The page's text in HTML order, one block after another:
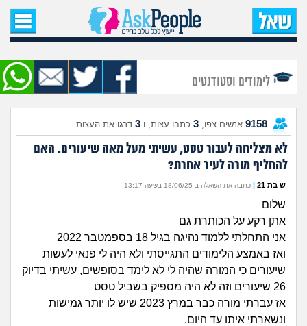
עמוד הבית
שאל שאלה
שאלות חדשות
שאלות שעוררו עניין
מתחם הטיפים
מדורים
זוגיות
חיפוש שאלות
לימודים וסטודנטים
9158 אנשים צפו, 3 כתבו עצות, ו-3 דרגו את העצות.
לא מצליחה לעבור טסט, עשיתי מעל מאה שיעורים. האם
להחליף מורה לעיר אחרת?
ש בת 21 | כתבה את השאלה ב-18/06/25 בשעה 13:17
שלום
אתן רקע על הכותרת גם
אני התחלתי ללמוד נהיגה בגיל 18 בספמטבר 2022
ואז באמצע הלימודים התגייסתי ולא היה לי פנאי לעשות
שיעורים כי המורה שהיה לי לא לימד בסופשים, עשיתי בדיוק
26 שיעורים וזה לא היה מספיק בשביל טסט
אז עברתי מורה כבר במרץ 2023 שיש לו יותר גמישות
ונשארתי איתו עד היום.